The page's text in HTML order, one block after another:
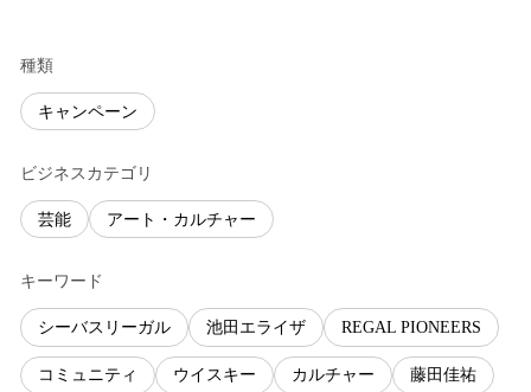
種類
キャンペーン
ビジネスカテゴリ
芸能 アート・カルチャー
キーワード
シーバスリーガル 池田エライザ REGAL PIONEERS
コミュニティ ウイスキー カルチャー 藤田佳祐